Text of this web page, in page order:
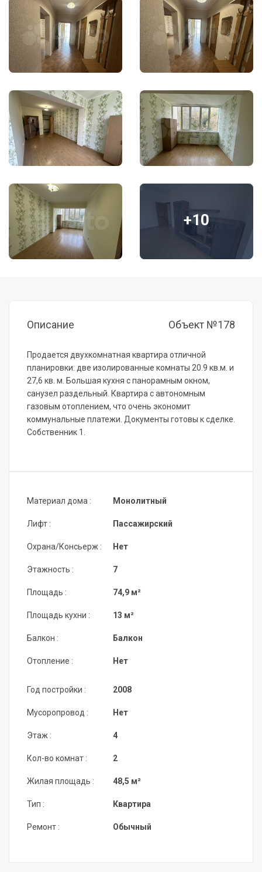
+10
Описание Объект №178
Продается двухкомнатная квартира отличной
планировки: две изолированные комнаты 20.9 кв.м. и
27,6 кв. м. Большая кухня с панорамным окном,
санузел раздельный. Квартира с автономным
газовым отоплением, что очень экономит
коммунальные платежи. Документы готовы к сделке.
Собственник 1.
Материал дома :
Лифт :
Охрана/Консьерж :
Этажность :
Площадь :
Площадь кухни :
Балкон :
Отопление :
Монолитный
Пассажирский
Нет
7
74,9 м²
13 м²
Балкон
Нет
Год постройки :
Мусоропровод :
Этаж :
Кол-во комнат :
Жилая площадь :
Тип :
Ремонт :
2008
Нет
4
2
48,5 м²
Квартира
Обычный